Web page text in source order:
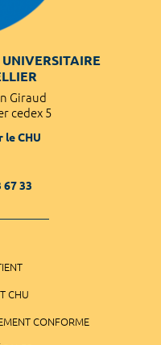
Giraud
cedex 5
le CHU
67 33
CHU
CONFORME